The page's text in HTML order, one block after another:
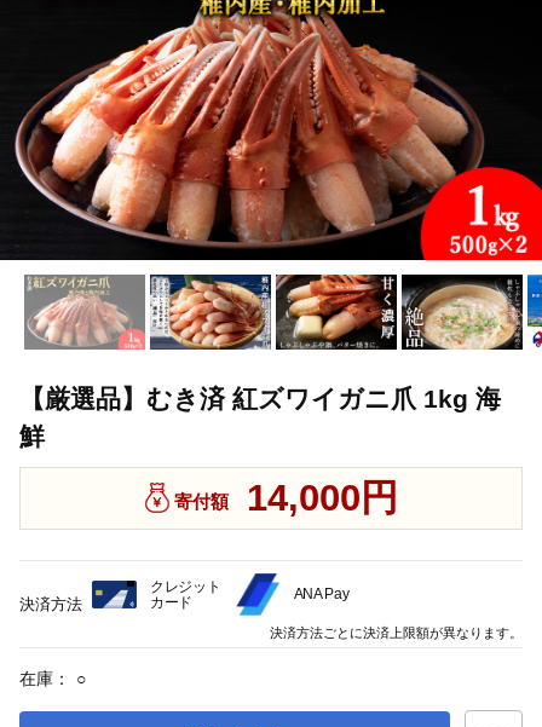
【厳選品】むき済 紅ズワイガニ爪 1kg 海
鮮
寄付額 14,000円
在庫： ○
決済方法
クレジット
カード
ANA Pay
決済方法ごとに決済上限額が異なります。